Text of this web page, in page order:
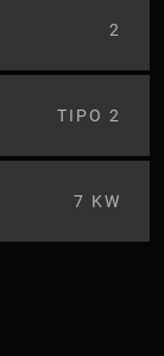
2
TIPO 2
7 KW